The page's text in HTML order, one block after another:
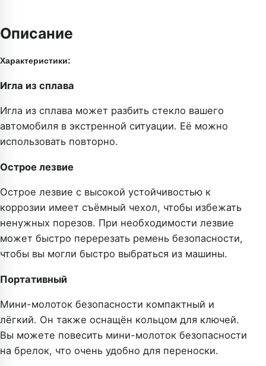
Описание
Характеристики:
Игла из сплава
Игла из сплава может разбить стекло вашего
автомобиля в экстренной ситуации. Её можно
использовать повторно.
Острое лезвие
Острое лезвие с высокой устойчивостью к
коррозии имеет съёмный чехол, чтобы избежать
ненужных порезов. При необходимости лезвие
может быстро перерезать ремень безопасности,
чтобы вы могли быстро выбраться из машины.
Портативный
Мини-молоток безопасности компактный и
лёгкий. Он также оснащён кольцом для ключей.
Вы можете повесить мини-молоток безопасности
на брелок, что очень удобно для переноски.